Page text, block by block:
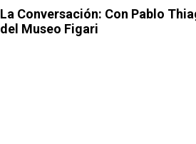
La Conversación: Con Pablo
del Museo Figari